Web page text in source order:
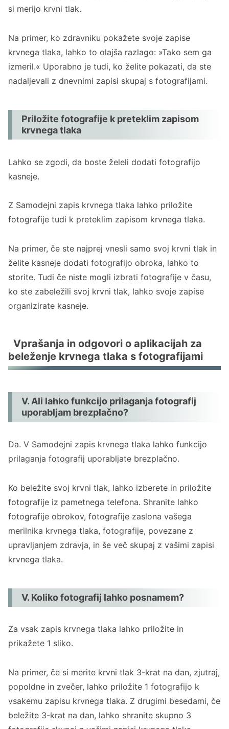
si merijo krvni tlak.
Na primer, ko zdravniku pokažete svoje zapise
krvnega tlaka, lahko to olajša razlago: »Tako sem ga
izmeril.« Uporabno je tudi, ko želite pokazati, da ste
nadaljevali z dnevnimi zapisi skupaj s fotografijami.
Priložite fotografije k preteklim zapisom
krvnega tlaka
Lahko se zgodi, da boste želeli dodati fotografijo
kasneje.
Z Samodejni zapis krvnega tlaka lahko priložite
fotografije tudi k preteklim zapisom krvnega tlaka.
Na primer, če ste najprej vnesli samo svoj krvni tlak in
želite kasneje dodati fotografijo obroka, lahko to
storite. Tudi če niste mogli izbrati fotografije v času,
ko ste zabeležili svoj krvni tlak, lahko svoje zapise
organizirate kasneje.
Vprašanja in odgovori o aplikacijah za
beleženje krvnega tlaka s fotografijami
V. Ali lahko funkcijo prilaganja fotografij
uporabljam brezplačno?
Da. V Samodejni zapis krvnega tlaka lahko funkcijo
prilaganja fotografij uporabljate brezplačno.
Ko beležite svoj krvni tlak, lahko izberete in priložite
fotografije iz pametnega telefona. Shranite lahko
fotografije obrokov, fotografije zaslona vašega
merilnika krvnega tlaka, fotografije, povezane z
upravljanjem zdravja, in še več skupaj z vašimi zapisi
krvnega tlaka.
V. Koliko fotografij lahko posnamem?
Za vsak zapis krvnega tlaka lahko priložite in
prikažete 1 sliko.
Na primer, če si merite krvni tlak 3-krat na dan, zjutraj,
popoldne in zvečer, lahko priložite 1 fotografijo k
vsakemu zapisu krvnega tlaka. Z drugimi besedami, če
beležite 3-krat na dan, lahko shranite skupno 3